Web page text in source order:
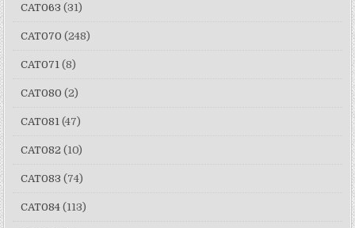
CAT063 (31)
CAT070 (248)
CAT071 (8)
CAT080 (2)
CAT081 (47)
CAT082 (10)
CAT083 (74)
CAT084 (113)